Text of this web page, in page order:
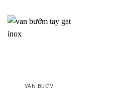
VAN BƯỚM